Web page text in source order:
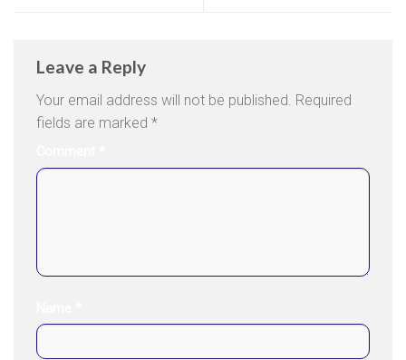
Leave a Reply
Your email address will not be published. Required
fields are marked *